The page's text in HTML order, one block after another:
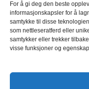
For å gi deg den beste
informasjonskapsler for å
samtykke til disse
som nettleseratferd eller
samtykker eller trekker
visse funksjoner og
Blaaregn –